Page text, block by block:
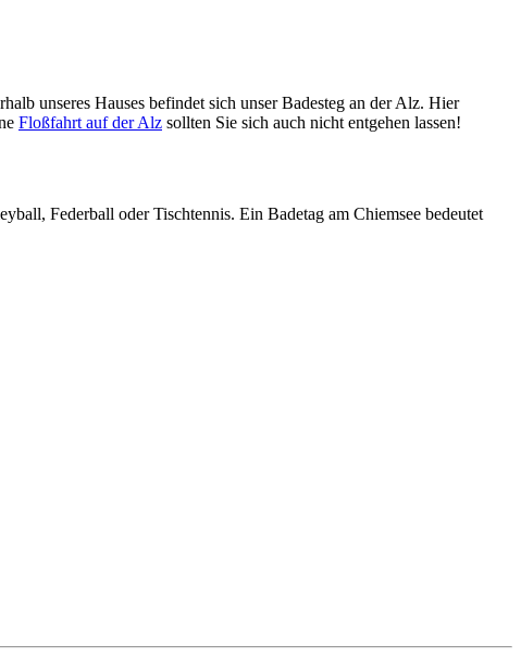
unseres Hauses befindet sich unser Badesteg an der Alz. Hier
Floßfahrt auf der Alz sollten Sie sich auch nicht entgehen lassen!
Federball oder Tischtennis. Ein Badetag am Chiemsee bedeutet